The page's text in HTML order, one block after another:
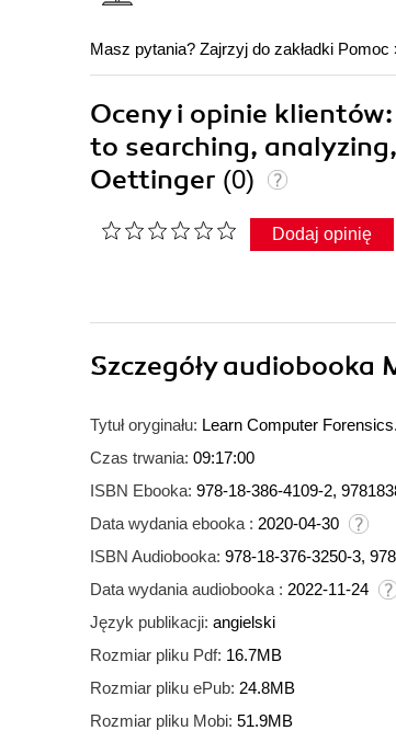
Masz pytania? Zajrzyj do zakładki Pomoc
Oceny i opinie
to searching,
Oettinger (0)
Dodaj opinię
Szczegółyaudiobooka
Tytuł oryginału: Learn Computer
Czas trwania: 09:17:00
ISBN Ebooka: 978-18-386-4109-2,
Data wydania ebooka : 2020-04-30
ISBN Audiobooka: 978-18-376-3250-3,
Data wydania audiobooka : 2022-11-24
Język publikacji: angielski
Rozmiar pliku Pdf: 16.7MB
Rozmiar pliku ePub: 24.8MB
Rozmiar pliku Mobi: 51.9MB